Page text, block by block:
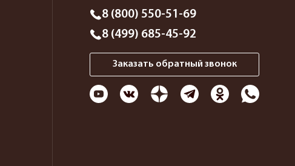
8 (800) 550-51-69
8 (499) 685-45-92
Заказать обратный звонок